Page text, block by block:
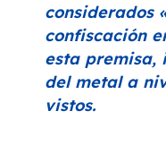
considerados
confiscación
esta premisa,
del metal a
vistos.